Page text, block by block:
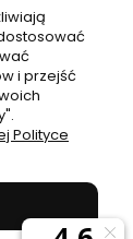
i przejść
Polityce